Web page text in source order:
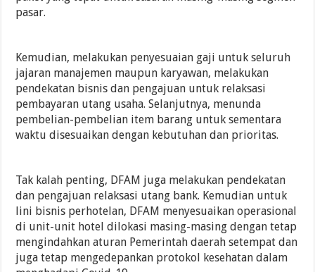
pasar.
Kemudian, melakukan penyesuaian gaji untuk seluruh
jajaran manajemen maupun karyawan, melakukan
pendekatan bisnis dan pengajuan untuk relaksasi
pembayaran utang usaha. Selanjutnya, menunda
pembelian-pembelian item barang untuk sementara
waktu disesuaikan dengan kebutuhan dan prioritas.
Tak kalah penting, DFAM juga melakukan pendekatan
dan pengajuan relaksasi utang bank. Kemudian untuk
lini bisnis perhotelan, DFAM menyesuaikan operasional
di unit-unit hotel dilokasi masing-masing dengan tetap
mengindahkan aturan Pemerintah daerah setempat dan
juga tetap mengedepankan protokol kesehatan dalam